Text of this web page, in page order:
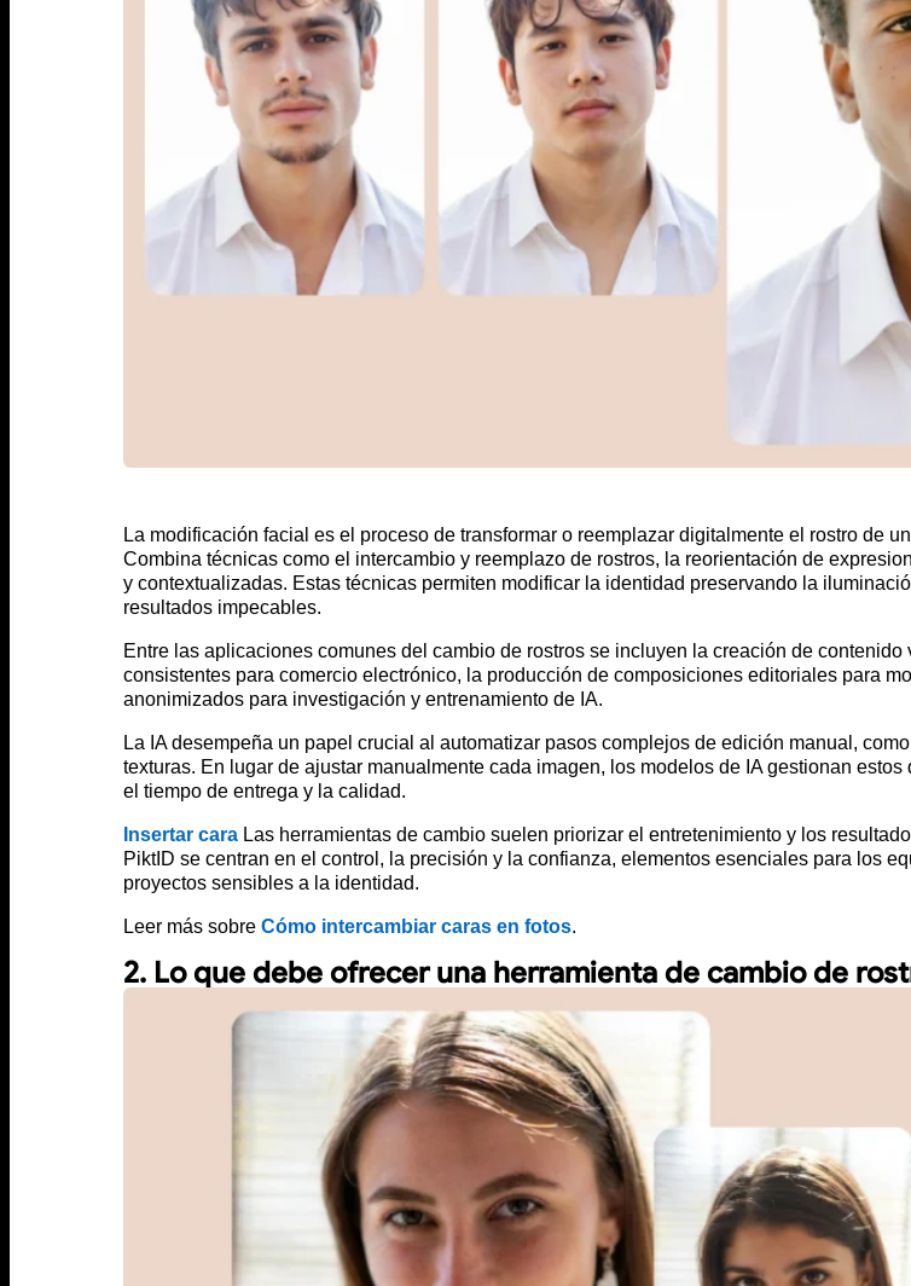
La modificación facial es el proceso de transformar o reemplazar digitalmente el rostro de
Combina técnicas como el intercambio y reemplazo de rostros, la reorientación de
y contextualizadas. Estas técnicas permiten modificar la identidad preservando la
resultados impecables.
Entre las aplicaciones comunes del cambio de rostros se incluyen la creación de
consistentes para comercio electrónico, la producción de composiciones editoriales para
anonimizados para investigación y entrenamiento de IA.
La IA desempeña un papel crucial al automatizar pasos complejos de edición manual,
texturas. En lugar de ajustar manualmente cada imagen, los modelos de IA gestionan
el tiempo de entrega y la calidad.
Insertar cara Las herramientas de cambio suelen priorizar el entretenimiento y los
PiktID se centran en el control, la precisión y la confianza, elementos esenciales para los
proyectos sensibles a la identidad.
Leer más sobre Cómo intercambiar caras en fotos.
2. Lo que debe ofrecer una herramienta de cambio de